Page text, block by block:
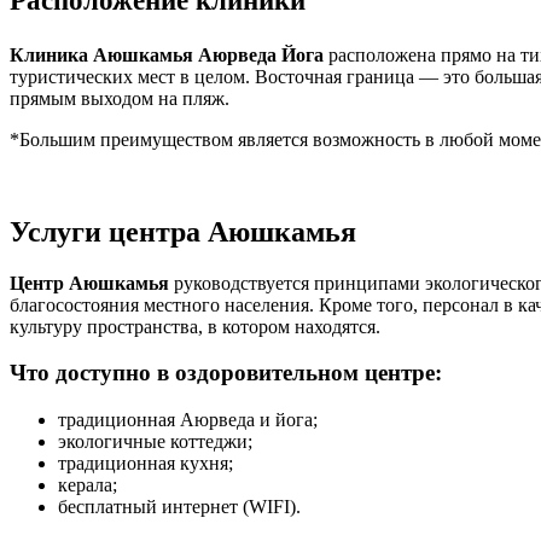
Клиника Аюшкамья Аюрведа Йога расположена прямо на
туристических мест в целом. Восточная граница — это
прямым выходом на пляж.
*Большим преимуществом является возможность в любой
Услуги центра Аюшкамья
Центр Аюшкамья руководствуется принципами
благосостояния местного населения. Кроме того, персонал в
культуру пространства, в котором находятся.
Что доступно в оздоровительном центре:
традиционная Аюрведа и йога;
экологичные коттеджи;
традиционная кухня;
керала;
бесплатный интернет (WIFI).